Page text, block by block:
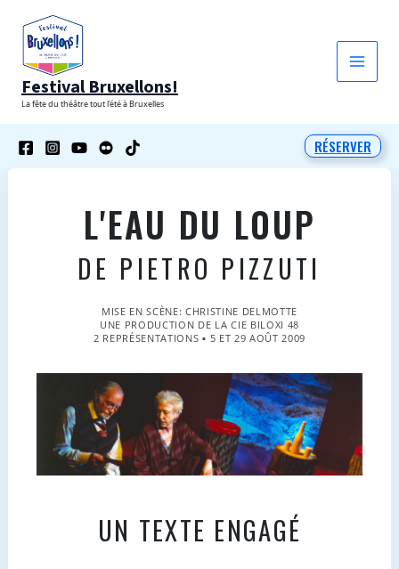
contenu
Festival Bruxellons!
La fête du théâtre tout l'été à Bruxelles
RÉSERVER
L'EAU DU LOUP
DE PIETRO PIZZUTI
MISE EN SCÈNE: CHRISTINE DELMOTTE
UNE PRODUCTION DE LA CIE BILOXI 48
2 REPRÉSENTATIONS ▪ 5 ET 29 AOÛT 2009
UN TEXTE ENGAGÉ